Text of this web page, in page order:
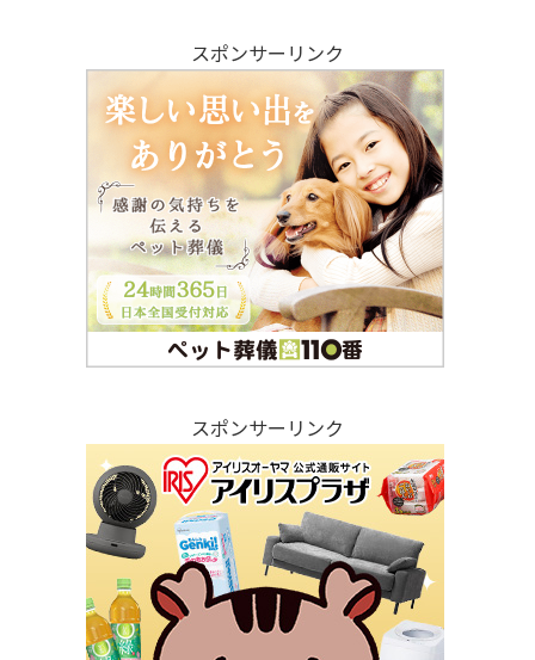
スポンサーリンク
スポンサーリンク